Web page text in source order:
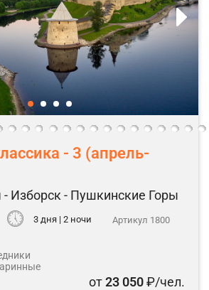
- 3 (апрель-
Изборск - Пушкинские Горы
3 дня | 2 ночи Артикул 1800
от23 050₽/чел.